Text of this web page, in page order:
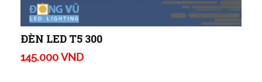
ĐÈN LED T5 300
145.000 VND